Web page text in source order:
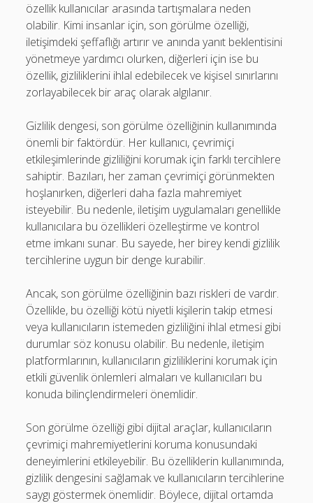
özellik kullanıcılar arasında tartışmalara neden
olabilir. Kimi insanlar için, son görülme özelliği,
iletişimdeki şeffaflığı artırır ve anında yanıt beklentisini
yönetmeye yardımcı olurken, diğerleri için ise bu
özellik, gizliliklerini ihlal edebilecek ve kişisel sınırlarını
zorlayabilecek bir araç olarak algılanır.
Gizlilik dengesi, son görülme özelliğinin kullanımında
önemli bir faktördür. Her kullanıcı, çevrimiçi
etkileşimlerinde gizliliğini korumak için farklı tercihlere
sahiptir. Bazıları, her zaman çevrimiçi görünmekten
hoşlanırken, diğerleri daha fazla mahremiyet
isteyebilir. Bu nedenle, iletişim uygulamaları genellikle
kullanıcılara bu özellikleri özelleştirme ve kontrol
etme imkanı sunar. Bu sayede, her birey kendi gizlilik
tercihlerine uygun bir denge kurabilir.
Ancak, son görülme özelliğinin bazı riskleri de vardır.
Özellikle, bu özelliği kötü niyetli kişilerin takip etmesi
veya kullanıcıların istemeden gizliliğini ihlal etmesi gibi
durumlar söz konusu olabilir. Bu nedenle, iletişim
platformlarının, kullanıcıların gizliliklerini korumak için
etkili güvenlik önlemleri almaları ve kullanıcıları bu
konuda bilinçlendirmeleri önemlidir.
Son görülme özelliği gibi dijital araçlar, kullanıcıların
çevrimiçi mahremiyetlerini koruma konusundaki
deneyimlerini etkileyebilir. Bu özelliklerin kullanımında,
gizlilik dengesini sağlamak ve kullanıcıların tercihlerine
saygı göstermek önemlidir. Böylece, dijital ortamda